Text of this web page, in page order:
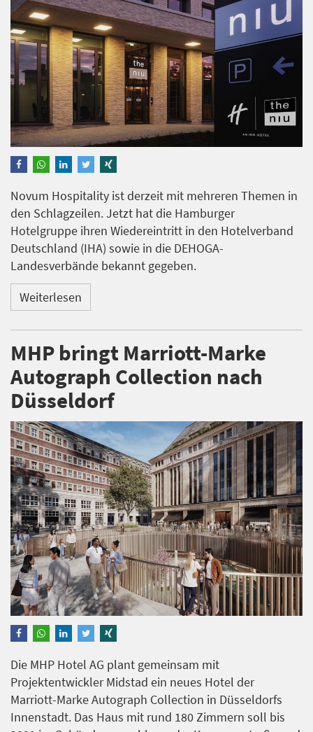
Novum Hospitality ist derzeit mit mehreren Themen in
den Schlagzeilen. Jetzt hat die Hamburger
Hotelgruppe ihren Wiedereintritt in den Hotelverband
Deutschland (IHA) sowie in die DEHOGA-
Landesverbände bekannt gegeben.
Weiterlesen
MHP bringt Marriott-Marke
Autograph Collection nach
Düsseldorf
Die MHP Hotel AG plant gemeinsam mit
Projektentwickler Midstad ein neues Hotel der
Marriott-Marke Autograph Collection in Düsseldorfs
Innenstadt. Das Haus mit rund 180 Zimmern soll bis